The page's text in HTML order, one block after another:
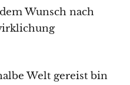
Wunsch nach
Welt gereist bin